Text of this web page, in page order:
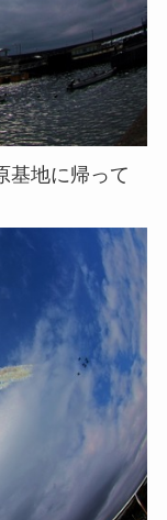
基地に帰って